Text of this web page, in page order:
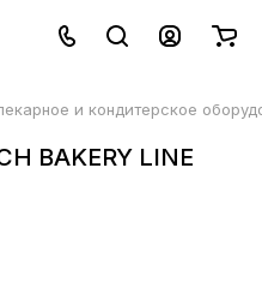
и кондитерское
BAKERY LINE